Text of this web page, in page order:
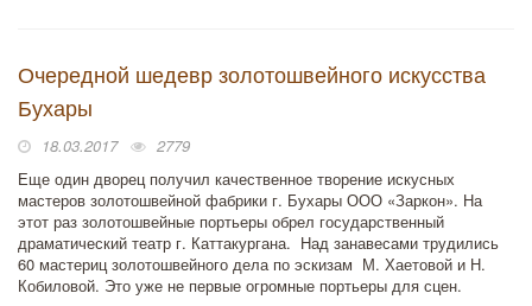
Очередной шедевр золотошвейного искусства
Бухары
18.03.2017
2779
Еще один дворец получил качественное творение искусных
мастеров золотошвейной фабрики г. Бухары ООО «Заркон». На
этот раз золотошвейные портьеры обрел государственный
драматический театр г. Каттакургана. Над занавесами трудились
60 мастериц золотошвейного дела по эскизам М. Хаетовой и Н.
Кобиловой. Это уже не первые огромные портьеры для сцен.